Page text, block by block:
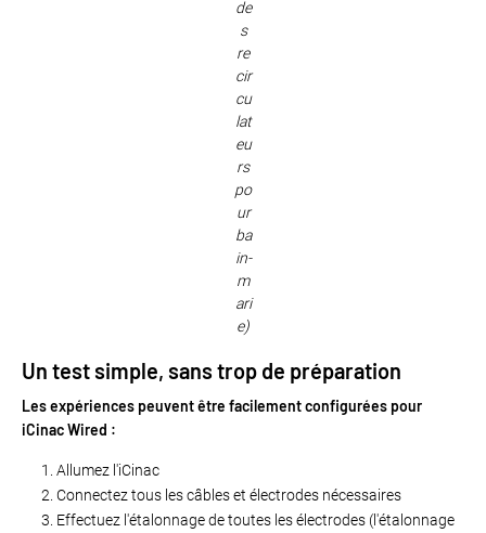
de
s
re
cir
cu
lat
eu
rs
po
ur
ba
in-
m
ari
e)
Un test simple, sans trop de préparation
Les expériences peuvent être facilement configurées pour
iCinac Wired :
Allumez l'iCinac
Connectez tous les câbles et électrodes nécessaires
Effectuez l'étalonnage de toutes les électrodes (l'étalonnage